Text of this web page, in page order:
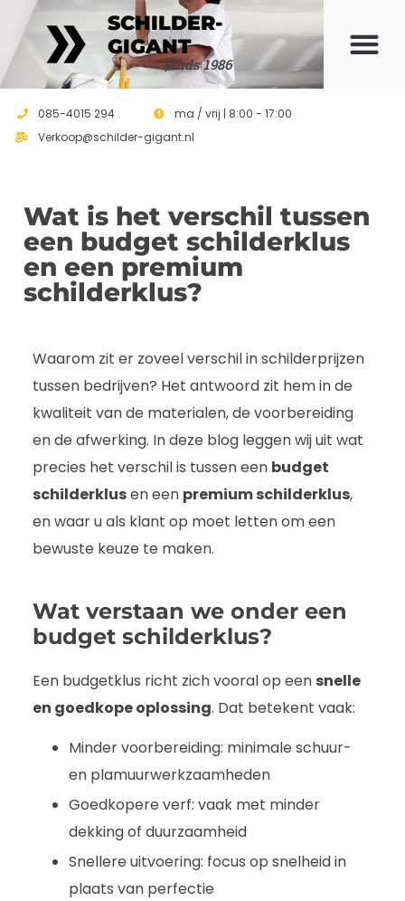
SCHILDER-
GIGANT
Sinds 1986
085-4015 294
ma / vrij | 8:00 - 17:00
Verkoop@schilder-gigant.nl
Wat is het verschil tussen
een budget schilderklus
en een premium
schilderklus?
Waarom zit er zoveel verschil in schilderprijzen
tussen bedrijven? Het antwoord zit hem in de
kwaliteit van de materialen, de voorbereiding
en de afwerking. In deze blog leggen wij uit wat
precies het verschil is tussen een budget
schilderklusen een premium schilderklus,
en waar u als klant op moet letten om een
bewuste keuze te maken.
Wat verstaan we onder een
budget schilderklus?
Een budgetklus richt zich vooral op een snelle
en goedkope oplossing. Dat betekent vaak:
Minder voorbereiding: minimale schuur-
en plamuurwerkzaamheden
Goedkopere verf: vaak met minder
dekking of duurzaamheid
Snellere uitvoering: focus op snelheid in
plaats van perfectie